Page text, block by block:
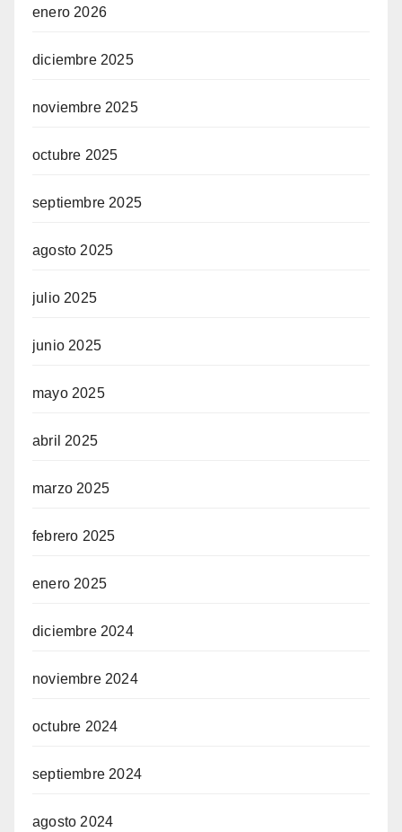
enero 2026
diciembre 2025
noviembre 2025
octubre 2025
septiembre 2025
agosto 2025
julio 2025
junio 2025
mayo 2025
abril 2025
marzo 2025
febrero 2025
enero 2025
diciembre 2024
noviembre 2024
octubre 2024
septiembre 2024
agosto 2024